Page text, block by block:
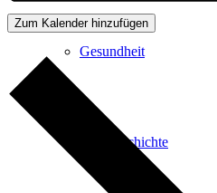
Gesundheit
Stadtgeschichte
Zum Kalender hinzufügen